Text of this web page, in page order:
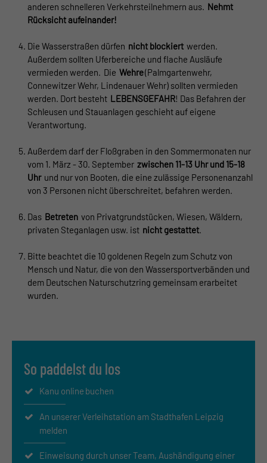
anderen schnelleren Verkehrsteilnehmern aus. Nehmt
Rücksicht aufeinander!
Die Wasserstraßen dürfen nicht blockiert werden.
Außerdem sollten Uferbereiche und flache Ausläufe
vermieden werden. Die Wehre(Palmgartenwehr,
Connewitzer Wehr, Lindenauer Wehr) sollten vermieden
werden. Dort besteht LEBENSGEFAHR! Das Befahren der
Schleusen und Stauanlagen geschieht auf eigene
Verantwortung.
Außerdem darf der Floßgraben in den Sommermonaten nur
vom 1. März - 30. September zwischen 11-13 Uhr und 15-18
Uhrund nur von Booten, die eine zulässige Personenanzahl
von 3 Personen nicht überschreitet, befahren werden.
Das Betreten von Privatgrundstücken, Wiesen, Wäldern,
privaten Steganlagen usw. ist nicht gestattet.
Bitte beachtet die 10 goldenen Regeln zum Schutz von
Mensch und Natur, die von den Wassersportverbänden und
dem Deutschen Naturschutzring gemeinsam erarbeitet
wurden.
So paddelst du los
Kanu online buchen
An unserer Verleihstation am Stadthafen Leipzig
melden
Einweisung durch unser Team, Aushändigung einer